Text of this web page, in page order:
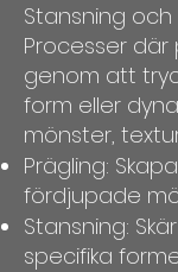
Stansning och
Processer
genom att
form eller
mönster,
Prägling:
fördjupade
Stansning:
specifika